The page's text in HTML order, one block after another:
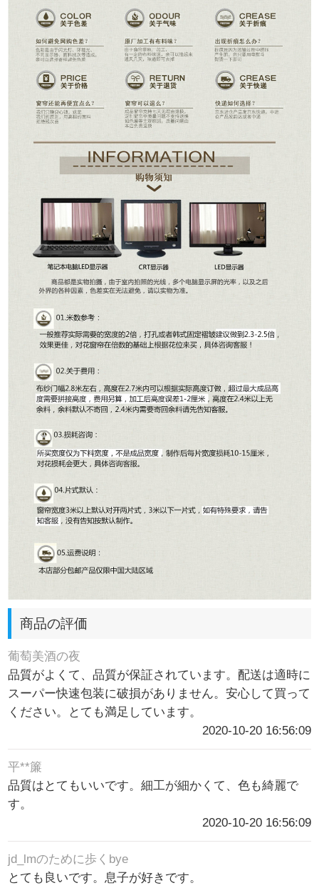
商品の評価
葡萄美酒の夜
品質がよくて、品質が保証されています。配送は適時に
スーパー快速包装に破損がありません。安心して買って
ください。とても満足しています。
2020-10-20 16:56:09
平**簾
品質はとてもいいです。細工が細かくて、色も綺麗で
す。
2020-10-20 16:56:09
jd_lmのために歩くbye
とても良いです。息子が好きです。